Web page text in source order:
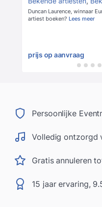
Duncan Laurence, winnaar
artiest boeken? Lees meer
prijs op aanvraag
Persoonlijke
Volledig ontzorgd
Gratis annuleren
15 jaar ervaring,